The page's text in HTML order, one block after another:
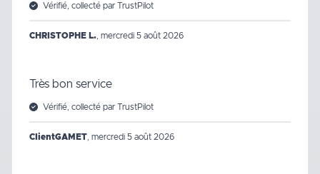
Vérifié, collecté par TrustPilot
CHRISTOPHE L. mercredi 5 août 2026
Très bon service
Vérifié, collecté par TrustPilot
ClientGAMET, mercredi 5 août 2026